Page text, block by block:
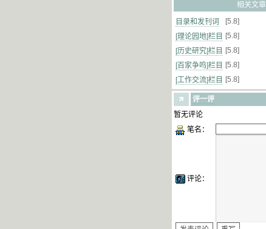
相关文章
目录和发刊词
[5.8]
[理论园地]栏目
[5.8]
[历史研究]栏目
[5.8]
[百家争鸣]栏目
[5.8]
[工作交流]栏目
[5.8]
评一评
暂无评论
笔名：
评论：